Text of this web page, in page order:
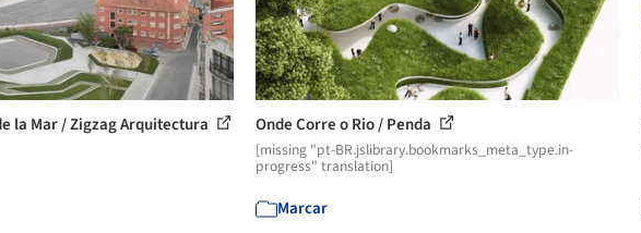
la Mar / Zigzag Arquitectura Onde Corre o Rio / Penda
[missing "pt-BR.jslibrary.bookmarks_meta_type.in-
progress" translation]
Marcar